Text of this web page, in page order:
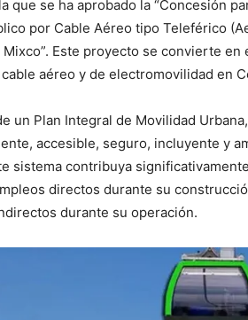
que se ha aprobado la “Concesión
por Cable Aéreo tipo Teleférico
Este proyecto se convierte
aéreo y de electromovilidad en
un Plan Integral de Movilidad
accesible, seguro, incluyente y
sistema contribuya
directos durante su
durante su operación.